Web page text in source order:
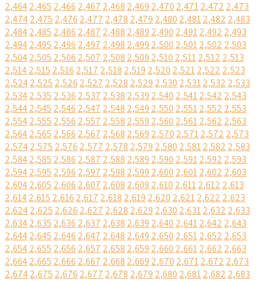
2,4642,465 2,466 2,467 2,468 2,469 2,470 2,4712,472 2,473
2,4742,475 2,476 2,477 2,478 2,479 2,480 2,4812,482 2,483
2,4842,485 2,486 2,487 2,488 2,489 2,490 2,4912,492 2,493
2,4942,495 2,496 2,497 2,498 2,499 2,500 2,5012,502 2,503
2,5042,505 2,506 2,507 2,508 2,509 2,510 2,5112,512 2,513
2,5142,515 2,516 2,517 2,518 2,519 2,520 2,5212,522 2,523
2,5242,525 2,526 2,527 2,528 2,529 2,530 2,5312,532 2,533
2,5342,535 2,536 2,537 2,538 2,539 2,540 2,5412,542 2,543
2,5442,545 2,546 2,547 2,548 2,549 2,550 2,5512,552 2,553
2,5542,555 2,556 2,557 2,558 2,559 2,560 2,5612,562 2,563
2,5642,565 2,566 2,567 2,568 2,569 2,570 2,5712,572 2,573
2,5742,575 2,576 2,577 2,578 2,579 2,580 2,5812,582 2,583
2,5842,585 2,586 2,587 2,588 2,589 2,590 2,5912,592 2,593
2,5942,595 2,596 2,597 2,598 2,599 2,600 2,6012,602 2,603
2,6042,605 2,606 2,607 2,608 2,609 2,610 2,6112,612 2,613
2,6142,615 2,616 2,617 2,618 2,619 2,620 2,6212,622 2,623
2,6242,625 2,626 2,627 2,628 2,629 2,630 2,6312,632 2,633
2,6342,635 2,636 2,637 2,638 2,639 2,640 2,6412,642 2,643
2,6442,645 2,646 2,647 2,648 2,649 2,650 2,6512,652 2,653
2,6542,655 2,656 2,657 2,658 2,659 2,660 2,6612,662 2,663
2,6642,665 2,666 2,667 2,668 2,669 2,670 2,6712,672 2,673
2,6742,675 2,676 2,677 2,678 2,679 2,680 2,6812,682 2,683